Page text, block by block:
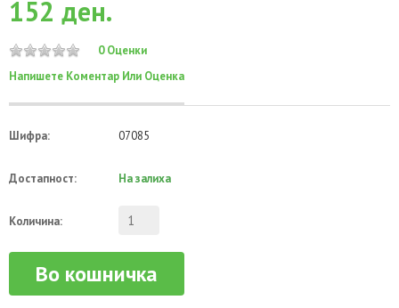
152 ден.
0 Оценки
Напишете Коментар Или Оценка
Шифра: 07085
Достапност: На залиха
Количина:
Во кошничка